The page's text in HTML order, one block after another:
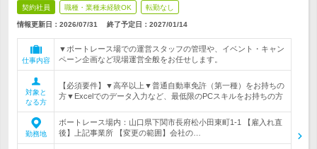
契約社員 職種・業種未経験OK 転勤なし
情報更新日：2026/07/31 終了予定日： 2027/01/14
仕事内容
▼ボートレース場での運営スタッフの管理や、イベント・キャン
ペーン企画など現場運営全般をお任せします。
対象と
なる方
【必須要件】▼高卒以上▼普通自動車免許（第一種）をお持ちの
方▼Excelでのデータ入力など、最低限のPCスキルをお持ちの方
勤務地
ボートレース場内：山口県下関市長府松小田東町1-1 【雇入れ直
後】上記事業所 【変更の範囲】会社の…